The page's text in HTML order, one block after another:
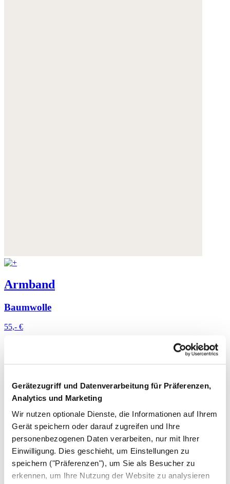
Gerätezugriff und Datenverarbeitung für Präferenzen,
Analytics und Marketing
Wir nutzen optionale Dienste, die Informationen auf Ihrem
Gerät speichern oder darauf zugreifen und Ihre
personenbezogenen Daten verarbeiten, nur mit Ihrer
Einwilligung. Dies geschieht, um Einstellungen zu
speichern ("Präferenzen"), um Sie als Besucher zu
erkennen, um Ihre Nutzung der Website zu analysieren
Armband
Baumwolle
55,- €